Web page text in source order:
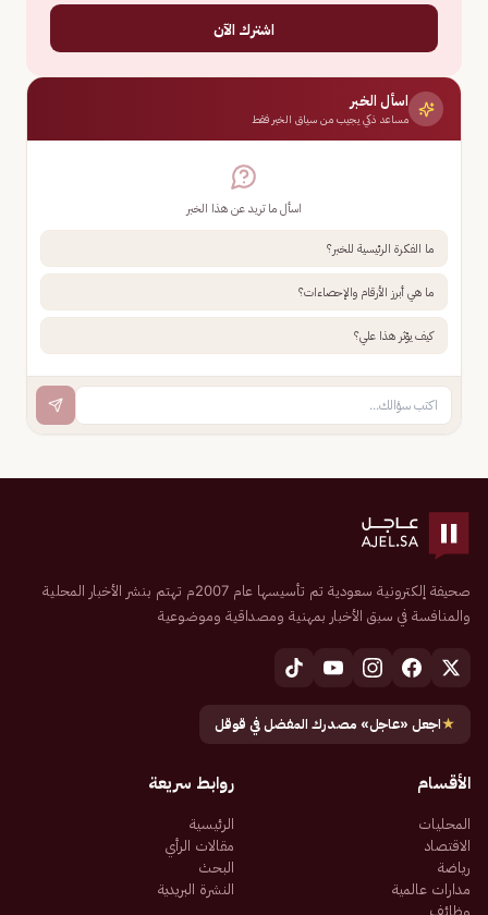
اشترك الآن
اسأل الخبر
مساعد ذكي يجيب من سياق الخبر فقط
اسأل ما تريد عن هذا الخبر
ما الفكرة الرئيسية للخبر؟
ما هي أبرز الأرقام والإحصاءات؟
كيف يؤثر هذا علي؟
صحيفة إلكترونية سعودية تم تأسيسها عام 2007م تهتم بنشر الأخبار المحلية
والمنافسة في سبق الأخبار بمهنية ومصداقية وموضوعية
★اجعل «عاجل» مصدرك المفضل في قوقل
الأقسام
المحليات
الاقتصاد
رياضة
مدارات عالمية
وظائف
روابط سريعة
الرئيسية
مقالات الرأي
البحث
النشرة البريدية